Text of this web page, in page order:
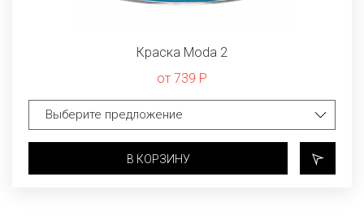
Краска Moda 2
от 739 Р
В КОРЗИНУ